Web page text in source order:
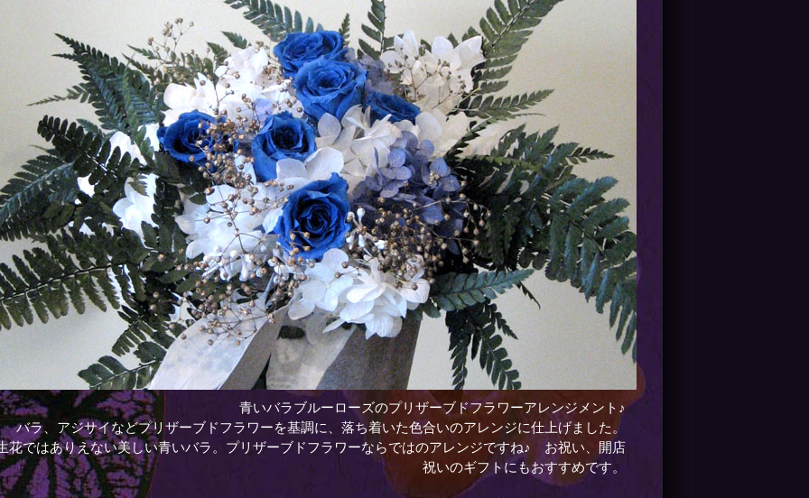
青いバラブルーローズのプリザーブドフラワーアレンジメント♪
バラ、アジサイなどプリザーブドフラワーを基調に、落ち着いた色合いのアレンジに仕上げました。
花ではありえない美しい青いバラ。プリザーブドフラワーならではのアレンジですね♪ お祝い、開店
祝いのギフトにもおすすめです。